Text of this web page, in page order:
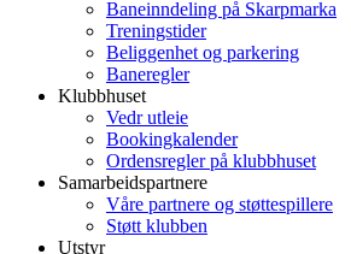
Baneinndeling på Skarpmarka
Treningstider
Beliggenhet og parkering
Baneregler
Klubbhuset
Vedr utleie
Bookingkalender
Ordensregler på klubbhuset
Samarbeidspartnere
Våre partnere og støttespillere
Støtt klubben
Utstyr